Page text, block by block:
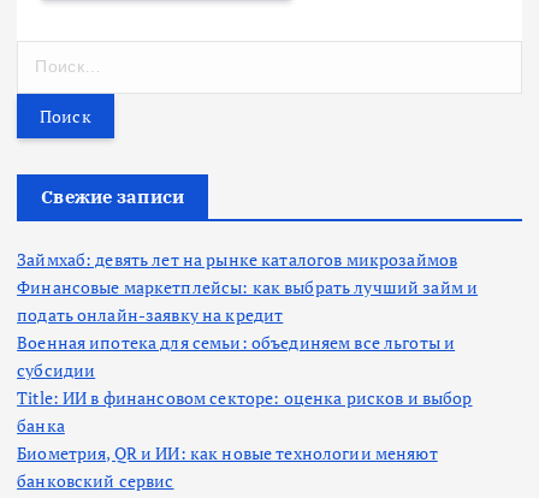
т
Свежие записи
Займхаб: девять лет на рынке каталогов микрозаймов
Финансовые маркетплейсы: как выбрать лучший займ и
подать онлайн-заявку на кредит
Военная ипотека для семьи: объединяем все льготы и
субсидии
Title: ИИ в финансовом секторе: оценка рисков и выбор
банка
Биометрия, QR и ИИ: как новые технологии меняют
банковский сервис